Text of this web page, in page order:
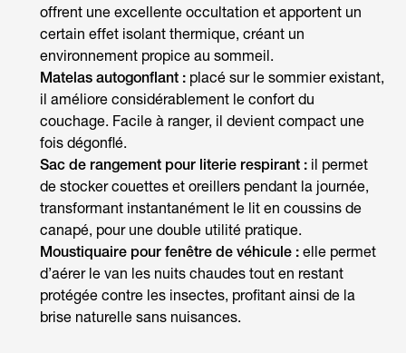
offrent une excellente occultation et apportent un
certain effet isolant thermique, créant un
environnement propice au sommeil.
Matelas autogonflant : placé sur le sommier existant,
il améliore considérablement le confort du
couchage. Facile à ranger, il devient compact une
fois dégonflé.
Sac de rangement pour literie respirant : il permet
de stocker couettes et oreillers pendant la journée,
transformant instantanément le lit en coussins de
canapé, pour une double utilité pratique.
Moustiquaire pour fenêtre de véhicule : elle permet
d’aérer le van les nuits chaudes tout en restant
protégée contre les insectes, profitant ainsi de la
brise naturelle sans nuisances.